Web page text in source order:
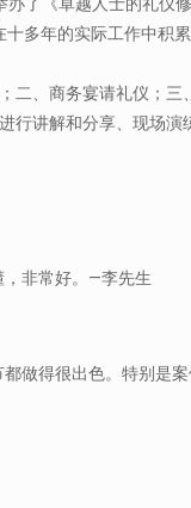
多年的实际工作中
、商务宴请礼仪；三
讲解和分享、现场
非常好。 —李先生
做得很出色。特别是